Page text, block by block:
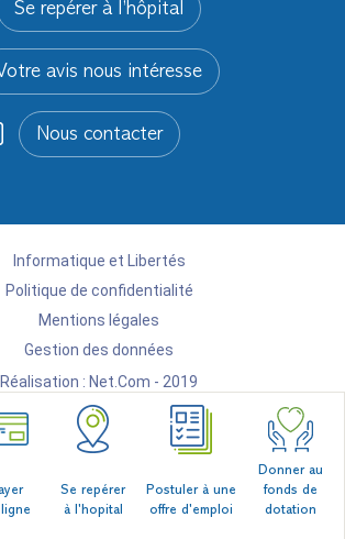
Se repérer
à l'hopital
Postuler à une
offre d'emploi
Donner au
fonds de
dotation
Se repérer à l’hôpital
avis nous intéresse
Nous contacter
Réalisation : Net.Com - 2019
Informatique et Libertés
Politique de confidentialité
Mentions légales
Gestion des données